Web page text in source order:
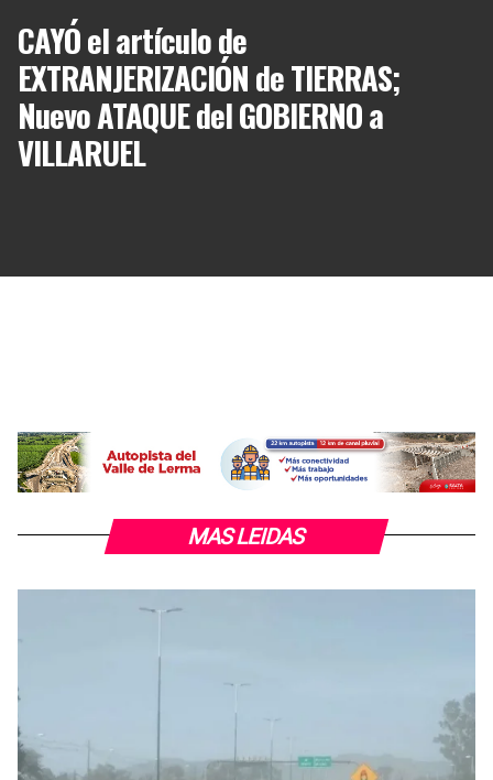
CAYÓ el artículo de
EXTRANJERIZACIÓN de TIERRAS;
Nuevo ATAQUE del GOBIERNO a
VILLARUEL
MAS LEIDAS